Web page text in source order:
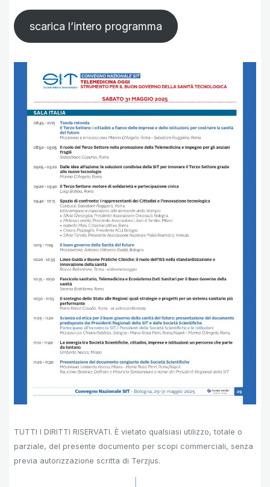
scarica l’intero programma
TUTTI I DIRITTI RISERVATI. È vietato qualsiasi utilizzo, totale o
parziale, del presente documento per scopi commerciali, senza
previa autorizzazione scritta di Terzjus.